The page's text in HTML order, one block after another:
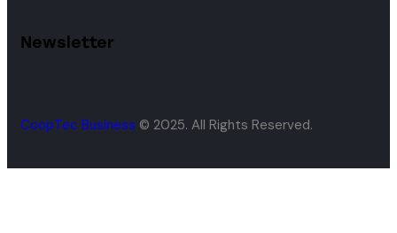
Newsletter
CoopTec Business © 2025. All Rights Reserved.